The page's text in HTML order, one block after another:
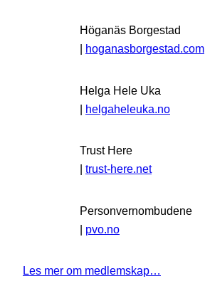
Höganäs Borgestad
| hoganasborgestad.com
Helga Hele Uka
| helgaheleuka.no
Trust Here
| trust-here.net
Personvernombudene
| pvo.no
Les mer om medlemskap…